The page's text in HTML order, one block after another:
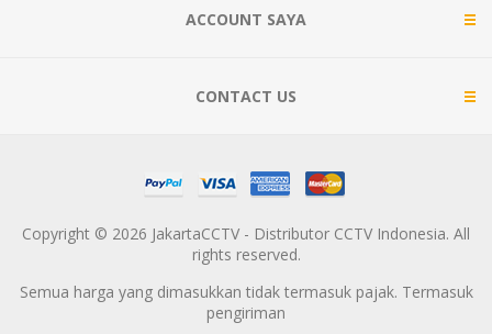
ACCOUNT SAYA
CONTACT US
Copyright © 2026 JakartaCCTV - Distributor CCTV Indonesia. All
rights reserved.
Semua harga yang dimasukkan tidak termasuk pajak. Termasuk
pengiriman